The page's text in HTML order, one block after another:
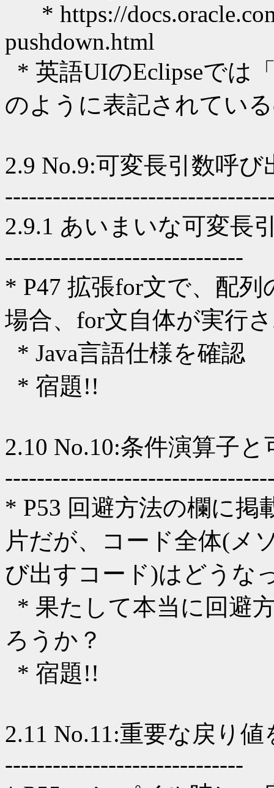
* https://
pushdown.html
* 英語UIのEclipseでは
のように表記されてい
2.9 No.9:可変長引数呼
2.9.1 あいまいな可変長
------------------------------
* P47 拡張for文で、配
場合、for文自体が実行
* Java言語仕様を確認
* 宿題!!
2.10 No.10:条件演算子
* P53 回避方法の欄に掲
片だが、コード全体(メ
び出すコード)はどうな
* 果たして本当に回避
ろうか？
* 宿題!!
2.11 No.11:重要な戻り
------------------------------